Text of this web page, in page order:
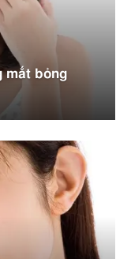
mắt bỏng